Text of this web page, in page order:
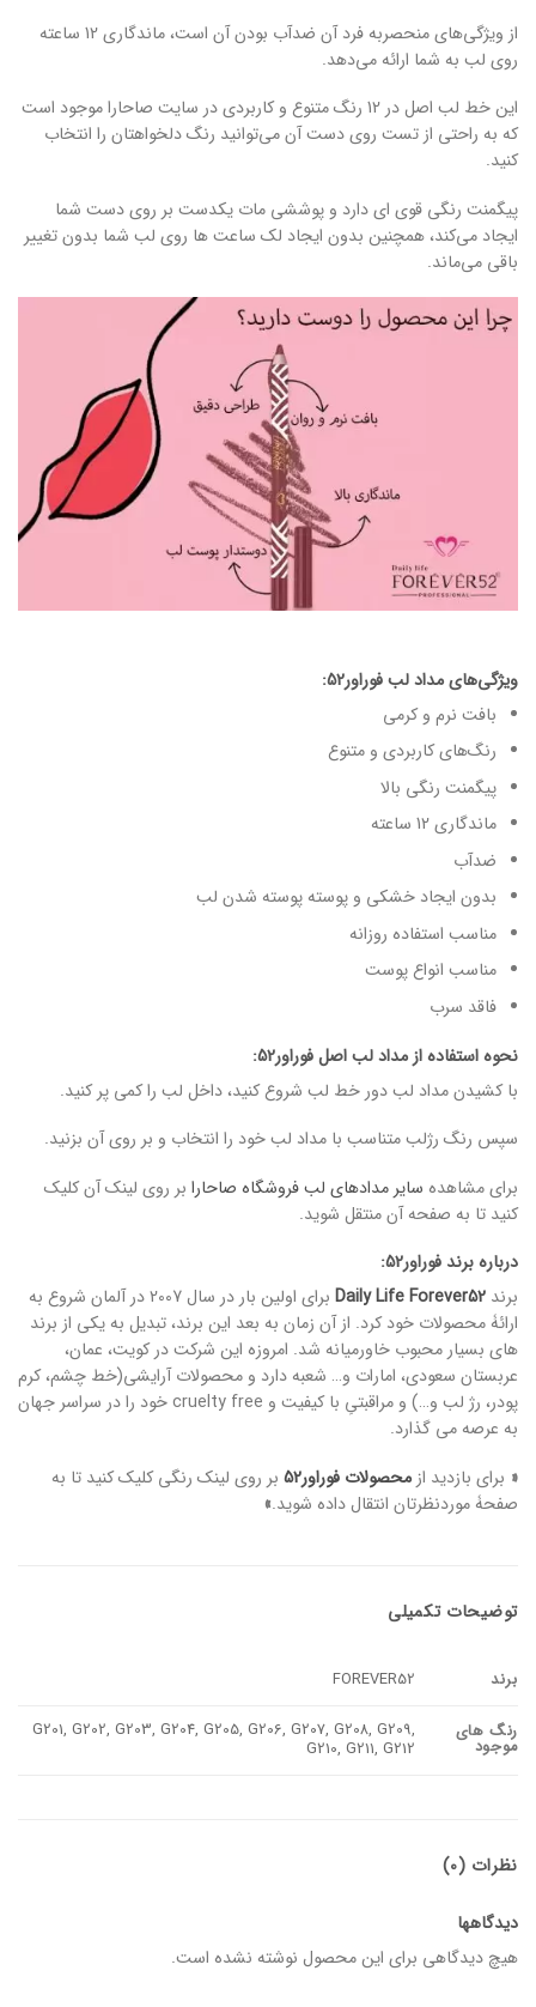
از ویژگی‌های منحصربه فرد آن ضدآب بودن آن است، ماندگاری 12 ساعته
روی لب به شما ارائه می‌دهد.
این خط لب اصل در 12 رنگ متنوع و کاربردی در سایت صاحارا موجود است
که به راحتی از تست روی دست آن می‌توانید رنگ دلخواهتان را انتخاب
کنید.
پیگمنت رنگی قوی ای دارد و پوششی مات یکدست بر روی دست شما
ایجاد می‌کند، همچنین بدون ایجاد لک ساعت ها روی لب شما بدون تغییر
باقی می‌ماند.
ویژگی‌های مداد لب فوراور52:
بافت نرم و کرمی
رنگ‌های کاربردی و متنوع
پیگمنت رنگی بالا
ماندگاری 12 ساعته
ضدآب
بدون ایجاد خشکی و پوسته پوسته شدن لب
مناسب استفاده روزانه
مناسب انواع پوست
فاقد سرب
نحوه استفاده از مداد لب اصل فوراور52:
با کشیدن مداد لب دور خط لب شروع کنید، داخل لب را کمی پر کنید.
سپس رنگ رژلب متناسب با مداد لب خود را انتخاب و بر روی آن بزنید.
برای مشاهده سایر مدادهای لب فروشگاه صاحارا بر روی لینک آن کلیک
کنید تا به صفحه آن منتقل شوید.
درباره برند فوراور52:
برند Daily Life Forever52
برای اولین بار در سال 2007 در آلمان شروع به
ارائۀ محصولات خود کرد. از آن زمان به بعد این برند، تبدیل به یکی از برند
های بسیار محبوب خاورمیانه شد. امروزه این شرکت در کویت، عمان،
عربستان سعودی، امارات و… شعبه دارد و محصولات آرایشی(خط چشم، کرم
پودر، رژ لب و…) و مراقبتیِ با کیفیت و cruelty free خود را در سراسر جهان
به عرصه می گذارد.
« برای بازدید از محصولات فوراور52
بر روی لینک رنگی کلیک کنید تا به
صفحۀ موردنظرتان انتقال داده شوید.»
توضیحات تکمیلی
برند FOREVER52
رنگ های
موجود
G201, G202, G203, G204, G205, G206, G207, G208, G209,
G210, G211, G212
نظرات (0)
دیدگاهها
هیچ دیدگاهی برای این محصول نوشته نشده است.